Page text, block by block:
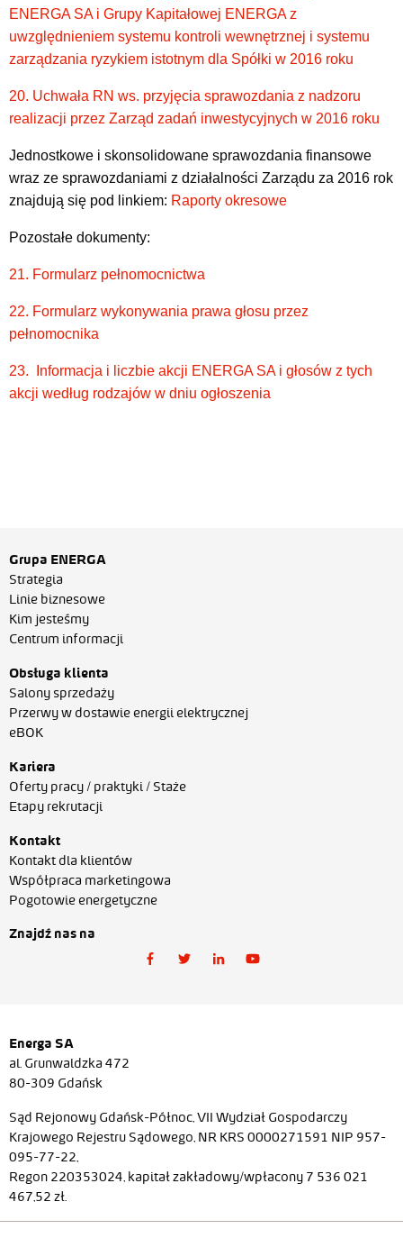
ENERGA SA i Grupy Kapitałowej ENERGA z
uwzględnieniem systemu kontroli wewnętrznej i systemu
zarządzania ryzykiem istotnym dla Spółki w 2016 roku
20. Uchwała RN ws. przyjęcia sprawozdania z nadzoru
realizacji przez Zarząd zadań inwestycyjnych w 2016 roku
Jednostkowe i skonsolidowane sprawozdania finansowe
wraz ze sprawozdaniami z działalności Zarządu za 2016 rok
znajdują się pod linkiem: Raporty okresowe
Pozostałe dokumenty:
21. Formularz pełnomocnictwa
22. Formularz wykonywania prawa głosu przez
pełnomocnika
23. Informacja i liczbie akcji ENERGA SA i głosów z tych
akcji według rodzajów w dniu ogłoszenia
Grupa ENERGA
Strategia
Linie biznesowe
Kim jesteśmy
Centrum informacji
Obsługa klienta
Salony sprzedaży
Przerwy w dostawie energii elektrycznej
eBOK
Kariera
Oferty pracy / praktyki / Staże
Etapy rekrutacji
Kontakt
Kontakt dla klientów
Współpraca marketingowa
Pogotowie energetyczne
Znajdź nas na
Energa SA
al. Grunwaldzka 472
80-309 Gdańsk
Sąd Rejonowy Gdańsk-Północ, VII Wydział Gospodarczy
Krajowego Rejestru Sądowego, NR KRS 0000271591 NIP 957-
095-77-22,
Regon 220353024, kapitał zakładowy/wpłacony 7 536 021
467,52 zł.